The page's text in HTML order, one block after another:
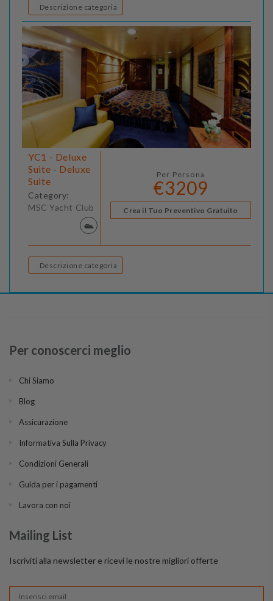
Descrizione categoria
YC1 - Deluxe
Suite - Deluxe
Suite
Category:
MSC Yacht Club
Per Persona
€3209
Crea il Tuo Preventivo Gratuito
Descrizione categoria
Per conoscerci meglio
Chi Siamo
Blog
Assicurazione
Informativa Sulla Privacy
Condizioni Generali
Guida per i pagamenti
Lavora con noi
Mailing List
Iscriviti alla newsletter e ricevi le nostre migliori offerte